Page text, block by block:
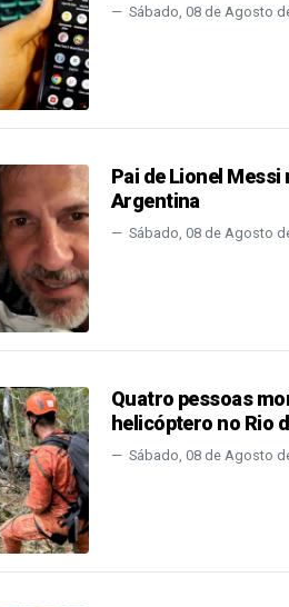
Sábado, 08 de Agosto
Pai de Lionel Messi
Argentina
Sábado, 08 de Agosto
Quatro pessoas
helicóptero no Rio
Sábado, 08 de Agosto